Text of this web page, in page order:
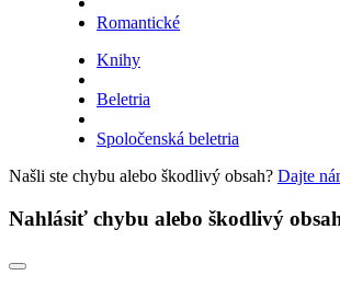
Romantické
Knihy
Beletria
Spoločenská beletria
Našli ste chybu alebo škodlivý obsah? Dajte
Nahlásiť chybu alebo škodlivý